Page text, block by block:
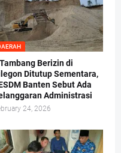
Berizin di
Ditutup Sementara,
Banten Sebut Ada
Administrasi
24, 2026